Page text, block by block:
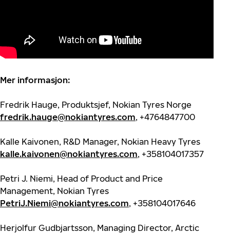
Mer informasjon:
Fredrik Hauge, Produktsjef, Nokian Tyres Norge
fredrik.hauge@nokiantyres.com, +4764847700
Kalle Kaivonen, R&D Manager, Nokian Heavy Tyres
kalle.kaivonen@nokiantyres.com, +358104017357
Petri J. Niemi, Head of Product and Price
Management, Nokian Tyres
PetriJ.Niemi@nokiantyres.com, +358104017646
Herjolfur Gudbjartsson, Managing Director, Arctic